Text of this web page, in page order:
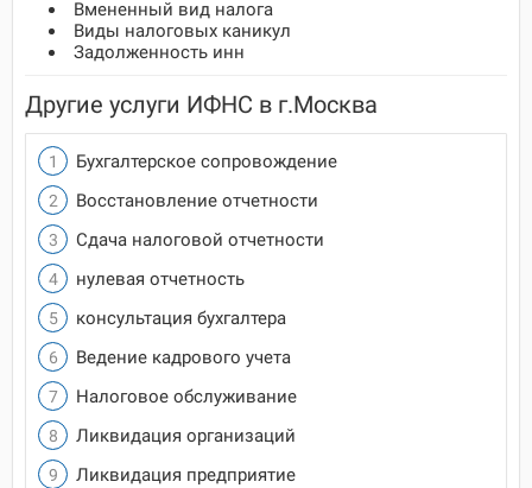
Вмененный вид налога
Виды налоговых каникул
Задолженность инн
Другие услуги ИФНС в г.Москва
Бухгалтерское сопровождение
Восстановление отчетности
Сдача налоговой отчетности
нулевая отчетность
консультация бухгалтера
Ведение кадрового учета
Налоговое обслуживание
Ликвидация организаций
Ликвидация предприятие